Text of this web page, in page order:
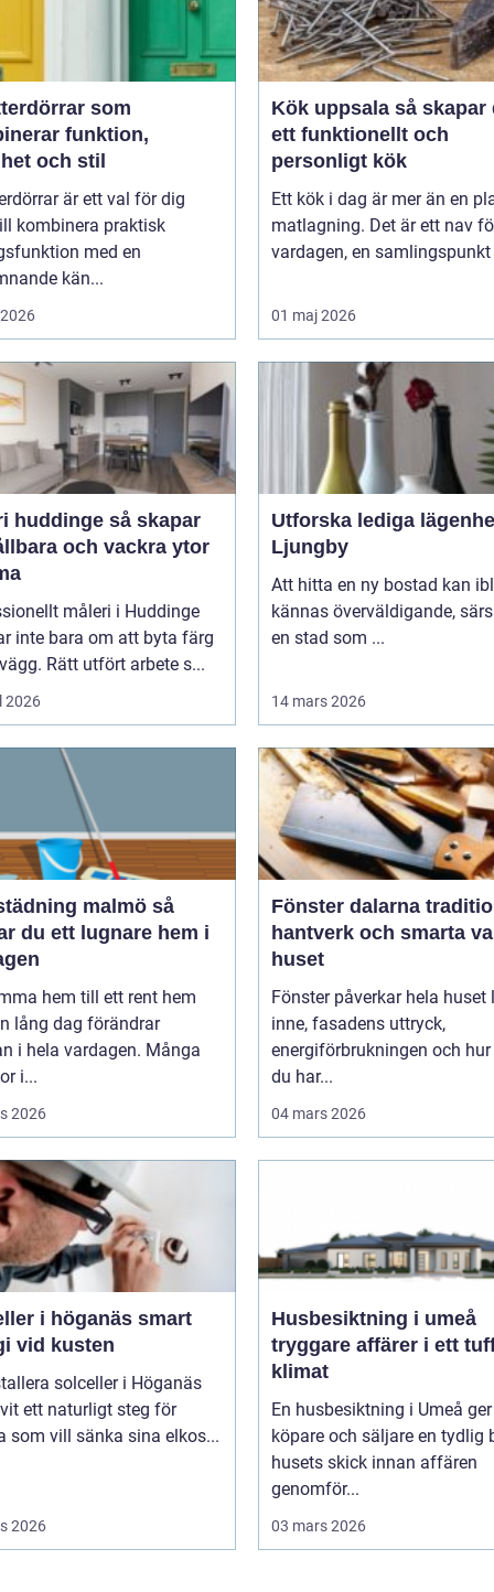
som
funktion,
och stil
är ett val för dig
kombinera praktisk
med en
kän...
Kök uppsala så skapar du
ett funktionellt och
personligt kök
Ett kök i dag är mer än en
matlagning. Det är ett nav
vardagen, en
01 maj 2026
så skapar
och vackra ytor
måleri i Huddinge
inte bara om att byta färg
Rätt utfört arbete s...
2026
Utforska lediga
Ljungby
Att hitta en ny bostad kan
kännas överväldigande,
en stad som ...
14 mars 2026
malmö så
du ett lugnare hem i
hem till ett rent hem
lång dag förändrar
i hela vardagen. Många
i...
2026
Fönster dalarna tradition,
hantverk och smarta
huset
Fönster påverkar hela huset ljuset
inne, fasadens uttryck,
energiförbrukningen och
du har...
04 mars 2026
i höganäs smart
vid kusten
solceller i Höganäs
ett naturligt steg för
som vill sänka sina elkos...
2026
Husbesiktning i umeå
tryggare affärer i ett
klimat
En husbesiktning i Umeå ger
köpare och säljare en tydlig
husets skick innan affären
genomför...
03 mars 2026